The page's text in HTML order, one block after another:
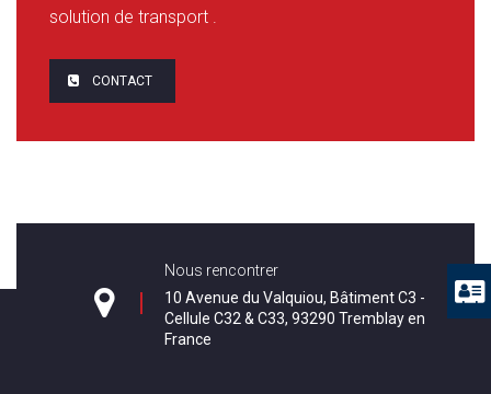
solution de transport .
CONTACT
Nous rencontrer
10 Avenue du Valquiou, Bâtiment C3 -
Cellule C32 & C33, 93290 Tremblay en
France